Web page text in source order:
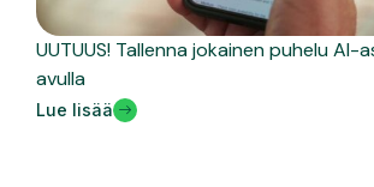
UUTUUS! Tallenna jokainen puhelu AI-
avulla
Lue lisää